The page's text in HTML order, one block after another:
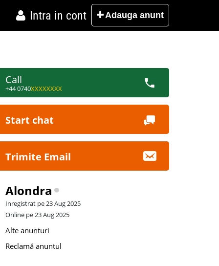
Intra in cont Adauga anunt
Call
+44 0740XXXXXXXX
Start chat
Trimite Email
Alondra
Inregistrat pe 23 Aug 2025
Online pe 23 Aug 2025
Alte anunturi
Reclamă anuntul